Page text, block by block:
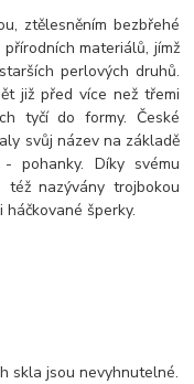
ztělesněním bezbřehé
materiálů, jímž
perlových druhů.
již před více než třemi
tyčí do formy. České
svůj název na základě
pohanky. Díky svému
též nazývány trojbokou
šperky.
skla jsou nevyhnutelné.